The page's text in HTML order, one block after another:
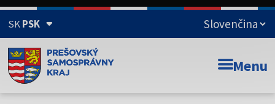
SKPSK
Doména psk.sk je oficiálna
Toto je oficiálna webová stránka Prešovského
Menu